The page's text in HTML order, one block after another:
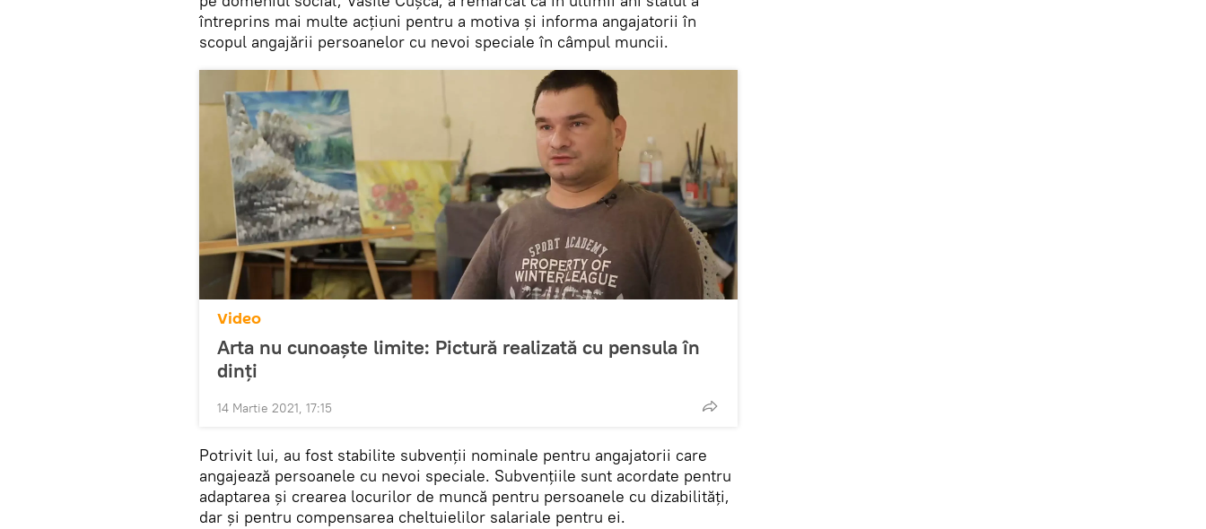
întreprins mai multe acțiuni pentru a motiva și informa angajatorii în
scopul angajării persoanelor cu nevoi speciale în câmpul muncii.
Video
Arta nu cunoaște limite: Pictură realizată cu pensula în
dinți
14 Martie 2021, 17:15
Potrivit lui, au fost stabilite subvenții nominale pentru angajatorii care
angajează persoanele cu nevoi speciale. Subvențiile sunt acordate pentru
adaptarea și crearea locurilor de muncă pentru persoanele cu dizabilități,
dar și pentru compensarea cheltuielilor salariale pentru ei.